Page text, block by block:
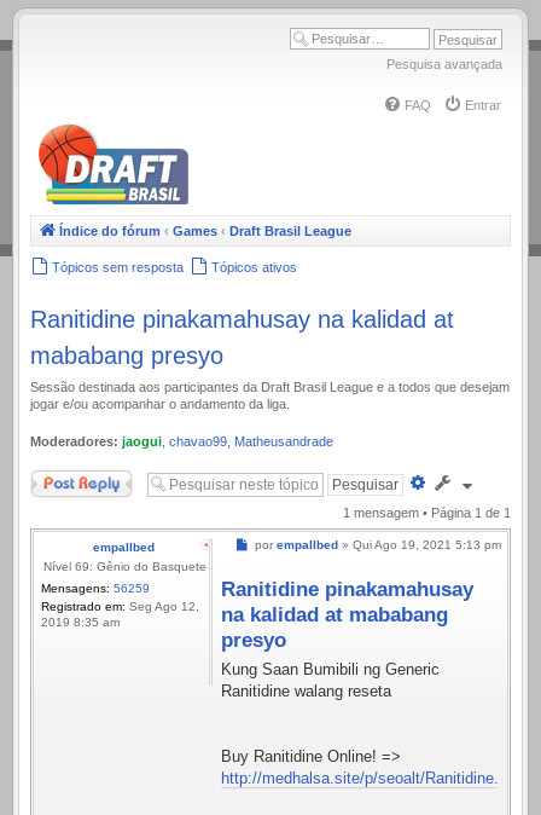
.
Pesquisa avançada
FAQ Entrar
Índice do fórum ‹ Games ‹ Draft Brasil League
Tópicos sem resposta Tópicos ativos
Ranitidine pinakamahusay na kalidad at
mababang presyo
Sessão destinada aos participantes da Draft Brasil League e a todos que desejam
jogar e/ou acompanhar o andamento da liga.
Moderadores: jaogui chavao99 Matheusandrade
Responder
Pesquisa
avançada
1 mensagem • Página 1 de 1
empallbed
Nível 69: Gênio do Basquete
Mensagens: 56259
Registrado em: Seg Ago 12,
2019 8:35 am
Mensagem
por empallbed » Qui Ago 19, 2021 5:13 pm
Ranitidine pinakamahusay
na kalidad at mababang
presyo
Kung Saan Bumibili ng Generic
Ranitidine walang reseta
Buy Ranitidine Online! =>
http://medhalsa.site/p/seoalt/Ranitidine.html